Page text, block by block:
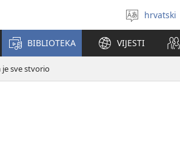
Izaberi
jezik
hrvatski
BIBLIOTEKA VIJESTI
je sve stvorio